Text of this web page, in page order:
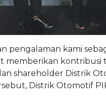
pengalaman kami
memberikan kontribusi
shareholder Distrik
Distrik Otomotif